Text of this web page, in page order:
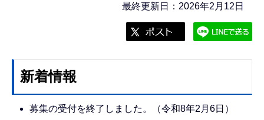
最終更新日：2026年2月12日
新着情報
募集の受付を終了しました。（令和8年2月6日）